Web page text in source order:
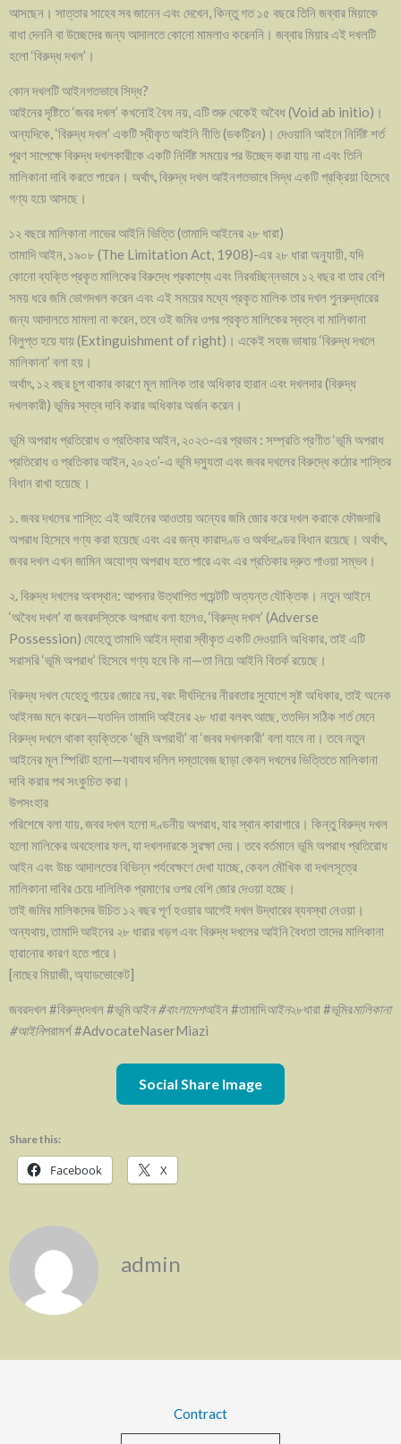
আসছেন। সাত্তার সাহেব সব জানেন এবং দেখেন, কিন্তু গত ১৫ বছরে তিনি জব্বার মিয়াকে
বাধা দেননি বা উচ্ছেদের জন্য আদালতে কোনো মামলাও করেননি। জব্বার মিয়ার এই দখলটি
হলো ‘বিরুদ্ধ দখল’।
কোন দখলটি আইনগতভাবে সিদ্ধ?
আইনের দৃষ্টিতে ‘জবর দখল’ কখনোই বৈধ নয়, এটি শুরু থেকেই অবৈধ (Void ab initio)।
অন্যদিকে, ‘বিরুদ্ধ দখল’ একটি স্বীকৃত আইনি নীতি (ডকট্রিন)। দেওয়ানি আইনে নির্দিষ্ট শর্ত
পূরণ সাপেক্ষে বিরুদ্ধ দখলকারীকে একটি নির্দিষ্ট সময়ের পর উচ্ছেদ করা যায় না এবং তিনি
মালিকানা দাবি করতে পারেন। অর্থাৎ, বিরুদ্ধ দখল আইনগতভাবে সিদ্ধ একটি প্রক্রিয়া হিসেবে
গণ্য হয়ে আসছে।
১২ বছরে মালিকানা লাভের আইনি ভিত্তি (তামাদি আইনের ২৮ ধারা)
তামাদি আইন, ১৯০৮ (The Limitation Act, 1908)-এর ২৮ ধারা অনুযায়ী, যদি
কোনো ব্যক্তি প্রকৃত মালিকের বিরুদ্ধে প্রকাশ্যে এবং নিরবচ্ছিন্নভাবে ১২ বছর বা তার বেশি
সময় ধরে জমি ভোগদখল করেন এবং এই সময়ের মধ্যে প্রকৃত মালিক তার দখল পুনরুদ্ধারের
জন্য আদালতে মামলা না করেন, তবে ওই জমির ওপর প্রকৃত মালিকের স্বত্ব বা মালিকানা
বিলুপ্ত হয়ে যায় (Extinguishment of right)। একেই সহজ ভাষায় ‘বিরুদ্ধ দখলে
মালিকানা’ বলা হয়।
অর্থাৎ, ১২ বছর চুপ থাকার কারণে মূল মালিক তার অধিকার হারান এবং দখলদার (বিরুদ্ধ
দখলকারী) ভূমির স্বত্ব দাবি করার অধিকার অর্জন করেন।
ভূমি অপরাধ প্রতিরোধ ও প্রতিকার আইন, ২০২৩-এর প্রভাব : সম্প্রতি প্রণীত ‘ভূমি অপরাধ
প্রতিরোধ ও প্রতিকার আইন, ২০২৩’-এ ভূমি দস্যুতা এবং জবর দখলের বিরুদ্ধে কঠোর শাস্তির
বিধান রাখা হয়েছে।
১. জবর দখলের শাস্তি: এই আইনের আওতায় অন্যের জমি জোর করে দখল করাকে ফৌজদারি
অপরাধ হিসেবে গণ্য করা হয়েছে এবং এর জন্য কারাদণ্ড ও অর্থদণ্ডের বিধান রয়েছে। অর্থাৎ,
জবর দখল এখন জামিন অযোগ্য অপরাধ হতে পারে এবং এর প্রতিকার দ্রুত পাওয়া সম্ভব।
২. বিরুদ্ধ দখলের অবস্থান: আপনার উত্থাপিত পয়েন্টটি অত্যন্ত যৌক্তিক। নতুন আইনে
‘অবৈধ দখল’ বা জবরদস্তিকে অপরাধ বলা হলেও, ‘বিরুদ্ধ দখল’ (Adverse
Possession) যেহেতু তামাদি আইন দ্বারা স্বীকৃত একটি দেওয়ানি অধিকার, তাই এটি
সরাসরি ‘ভূমি অপরাধ’ হিসেবে গণ্য হবে কি না—তা নিয়ে আইনি বিতর্ক রয়েছে।
বিরুদ্ধ দখল যেহেতু গায়ের জোরে নয়, বরং দীর্ঘদিনের নীরবতার সুযোগে সৃষ্ট অধিকার, তাই অনেক
আইনজ্ঞ মনে করেন—যতদিন তামাদি আইনের ২৮ ধারা বলবৎ আছে, ততদিন সঠিক শর্ত মেনে
বিরুদ্ধ দখলে থাকা ব্যক্তিকে ‘ভূমি অপরাধী’ বা ‘জবর দখলকারী’ বলা যাবে না। তবে নতুন
আইনের মূল স্পিরিট হলো—যথাযথ দলিল দস্তাবেজ ছাড়া কেবল দখলের ভিত্তিতে মালিকানা
দাবি করার পথ সংকুচিত করা।
উপসংহার
পরিশেষে বলা যায়, জবর দখল হলো দণ্ডনীয় অপরাধ, যার স্থান কারাগারে। কিন্তু বিরুদ্ধ দখল
হলো মালিকের অবহেলার ফল, যা দখলদারকে সুরক্ষা দেয়। তবে বর্তমানে ভূমি অপরাধ প্রতিরোধ
আইন এবং উচ্চ আদালতের বিভিন্ন পর্যবেক্ষণে দেখা যাচ্ছে, কেবল মৌখিক বা দখলসূত্রে
মালিকানা দাবির চেয়ে দালিলিক প্রমাণের ওপর বেশি জোর দেওয়া হচ্ছে।
তাই জমির মালিকদের উচিত ১২ বছর পূর্ণ হওয়ার আগেই দখল উদ্ধারের ব্যবস্থা নেওয়া।
অন্যথায়, তামাদি আইনের ২৮ ধারার খড়গ এবং বিরুদ্ধ দখলের আইনি বৈধতা তাদের মালিকানা
হারানোর কারণ হতে পারে।
[নাছের মিয়াজী, অ্যাডভোকেট]
জবরদখল #বিরুদ্ধদখল #ভূমিআইন #বাংলাদেশআইন #তামাদিআইন২৮ধারা #ভূমিরমালিকানা
#আইনিপরামর্শ #AdvocateNaserMiazi
Social Share Image
Share this:
Facebook X
admin
Contract